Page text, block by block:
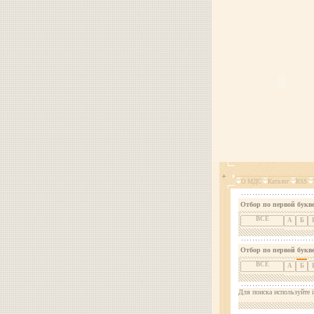
О МДС Каталог RSS
Отбор по первой
ВСЕ А Б
Отбор по первой
ВСЕ А Б
Для поиска используйте